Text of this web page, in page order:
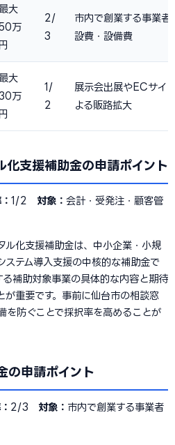
最大
万
円
2/
3
市内で創業する事業者
設費・設備費
最大
万
円
1/
2
展示会出展やECサイ
よる販路拡大
化支援補助金の申請ポイント
1/2 対象： 会計・受発注・顧客管
ル化支援補助金は、中小企業・小規
ステム導入支援の中核的な補助金で
る補助対象事業の具体的な内容と期待
が重要です。事前に仙台市の相談窓
を防ぐことで採択率を高めることが
の申請ポイント
2/3 対象： 市内で創業する事業者